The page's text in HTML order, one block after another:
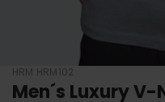
HRM HRM102
Men´s Luxury V-